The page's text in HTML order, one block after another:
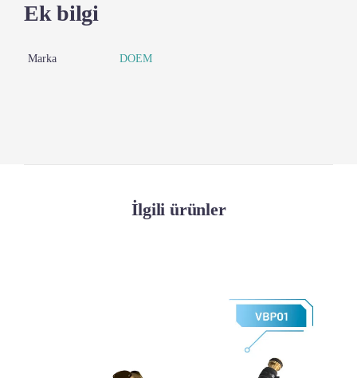
Ek bilgi
Marka DOEM
İlgili ürünler